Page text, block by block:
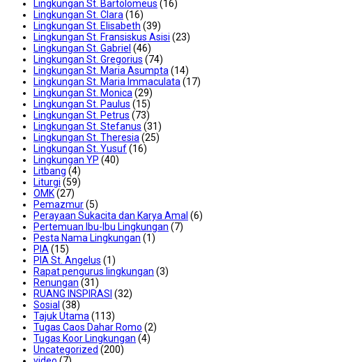
Lingkungan St. Bartolomeus (16)
Lingkungan St. Clara (16)
Lingkungan St. Elisabeth (39)
Lingkungan St. Fransiskus Asisi (23)
Lingkungan St. Gabriel (46)
Lingkungan St. Gregorius (74)
Lingkungan St. Maria Asumpta (14)
Lingkungan St. Maria Immaculata (17)
Lingkungan St. Monica (29)
Lingkungan St. Paulus (15)
Lingkungan St. Petrus (73)
Lingkungan St. Stefanus (31)
Lingkungan St. Theresia (25)
Lingkungan St. Yusuf(16)
Lingkungan YP (40)
Litbang (4)
Liturgi (59)
OMK(27)
Pemazmur(5)
Perayaan Sukacita dan Karya Amal (6)
Pertemuan Ibu-Ibu Lingkungan (7)
Pesta Nama Lingkungan (1)
PIA (15)
PIA St. Angelus (1)
Rapat pengurus lingkungan (3)
Renungan (31)
RUANG INSPIRASI (32)
Sosial (38)
Tajuk Utama (113)
Tugas Caos Dahar Romo (2)
Tugas Koor Lingkungan (4)
Uncategorized (200)